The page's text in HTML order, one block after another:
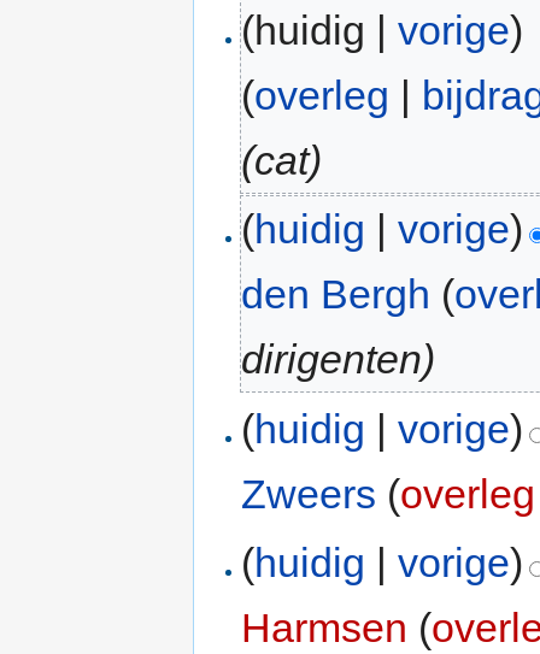
(huidig |vorige)
(overleg |
(cat)
(huidig |vorige)
den Bergh (
dirigenten)
(huidig |vorige)
Zweers (overleg
(huidig |vorige)
Harmsen (